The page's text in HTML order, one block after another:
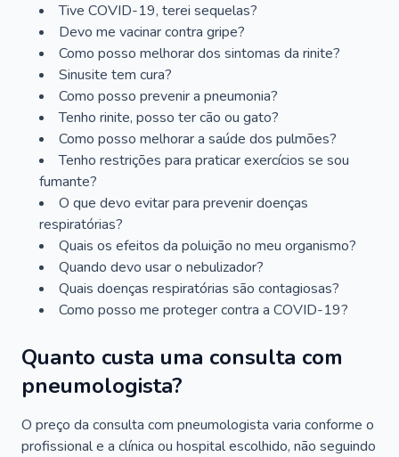
Tive COVID-19, terei sequelas?
Devo me vacinar contra gripe?
Como posso melhorar dos sintomas da rinite?
Sinusite tem cura?
Como posso prevenir a pneumonia?
Tenho rinite, posso ter cão ou gato?
Como posso melhorar a saúde dos pulmões?
Tenho restrições para praticar exercícios se sou
fumante?
O que devo evitar para prevenir doenças
respiratórias?
Quais os efeitos da poluição no meu organismo?
Quando devo usar o nebulizador?
Quais doenças respiratórias são contagiosas?
Como posso me proteger contra a COVID-19?
Quanto custa uma consulta com
pneumologista?
O preço da consulta com pneumologista varia conforme o
profissional e a clínica ou hospital escolhido, não seguindo